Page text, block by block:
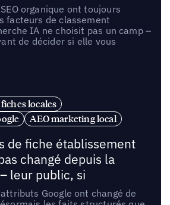
organique ont toujours
facteurs de classement
IA ne choisit pas un camp –
de décider si elle vous
locales
AEO marketing local
de fiche établissement
changé depuis la
leur public, si
Google ont changé de